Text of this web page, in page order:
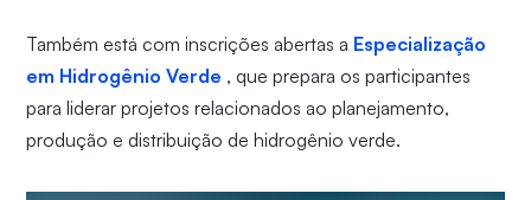
Também está com inscrições abertas a Especialização
em Hidrogênio Verde , que prepara os participantes
para liderar projetos relacionados ao planejamento,
produção e distribuição de hidrogênio verde.